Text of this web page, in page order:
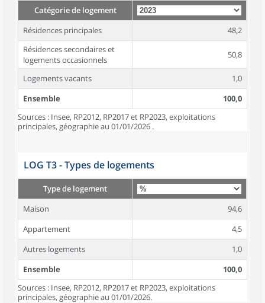
Catégorie de logement
Résidences principales
48,2
Résidences secondaires et
logements occasionnels
50,8
Logements vacants
1,0
Ensemble
100,0
Sources : Insee, RP2012, RP2017 et RP2023, exploitations
principales, géographie au 01/01/2026 .
LOG T3 - Types de logements
Type de logement
Maison
94,6
Appartement
4,5
Autres logements
1,0
Ensemble
100,0
Sources : Insee, RP2012, RP2017 et RP2023, exploitations
principales, géographie au 01/01/2026.